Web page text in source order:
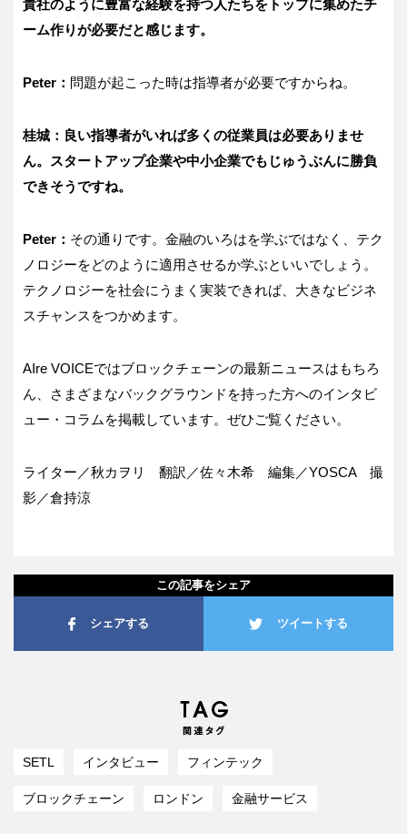
貴社のように豊富な経験を持つ人たちをトップに集めたチ
ーム作りが必要だと感じます。
Peter： 問題が起こった時は指導者が必要ですからね。
桂城：良い指導者がいれば多くの従業員は必要ありませ
ん。スタートアップ企業や中小企業でもじゅうぶんに勝負
できそうですね。
Peter： その通りです。金融のいろはを学ぶではなく、テク
ノロジーをどのように適用させるか学ぶといいでしょう。
テクノロジーを社会にうまく実装できれば、大きなビジネ
スチャンスをつかめます。
AIre VOICEではブロックチェーンの最新ニュースはもちろ
ん、さまざまなバックグラウンドを持った方へのインタビ
ュー・コラムを掲載しています。ぜひご覧ください。
ライター／秋カヲリ 翻訳／佐々木希 編集／YOSCA 撮
影／倉持涼
この記事をシェア
シェアする ツイートする
SETL インタビュー フィンテック
ブロックチェーン ロンドン 金融サービス